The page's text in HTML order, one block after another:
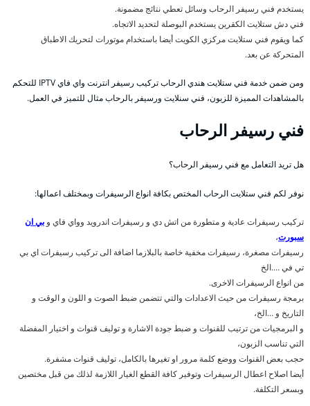
يستخدم فني رسيفر الرحاب وسائل تعطي نتائج مضمونة.
فني دش ستلايت الكقرين يستخدم البوصلة لتحديد الاتجاه.
كما ويقوم فني ستلايت مركزي الكويت أيضا باستخدام موتورات لتحريك الاطباق
المتحركة عن بعد.
ومن ضمن خدمة فني ستلايت هندي الرحاب تركيب رسيفر انترنت واي فاي IPTV للتحكم
بالمشاهدات المميزة للزبون، فني سنلايت ورسيفر بالرحاب مثال للتميز في العمل.
فني رسيفر الرحاب
هل تريد التعامل مع فني رسيفر الرحاب؟
نوفر لكم فني ستلايت الرحاب المختص بكافة انواع الرسيفرات وبمختلف اعمالها:
تركيب رسيفرات عادية و متطورة من اتش دي و رسيفرات اندرويد وواي فاي و بي ان
سبورت،
رسيفرات مصغرة، رسيفرات مخفية خاصة بالبلازما اضافة الى تركيب رسيفرات اي بي
تي في ….الخ
من انواع الرسيفرات الاخرى.
برمجة رسيفرات من حيث الاعدادات والتي تتضمن ضبط الصوت و اللون و الوقت و
التاريخ و …الخ،
و البرمجيات من ترتيب للقنوات و ضبط جودة الاشارة و توليف قنوات و اختيار المفضلة
التي تناسب الزبون،
حجب بعض القنوات ووضع كلمة مرور او تغيرها بالكامل، توليف قنوات مشفرة.
أيضا اصلاح اعطال الرسيفرات وتوفير كافة القطع الغيار اللازمة لذلك من قبل مختصين
وبسعر التكلفة.